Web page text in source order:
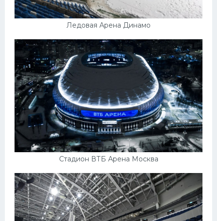
Ледовая Арена Динамо
Стадион ВТБ Арена Москва